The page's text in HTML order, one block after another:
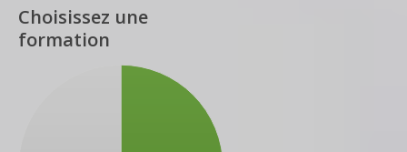
Choisissez une
formation